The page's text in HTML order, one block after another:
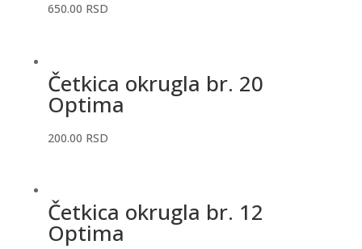
650.00 RSD
Četkica okrugla br. 20
Optima
200.00 RSD
Četkica okrugla br. 12
Optima